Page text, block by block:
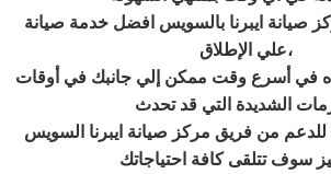
صيانة ايبرنا بالسويس افضل خدمة صيانة
علي الإطلاق،
في أسرع وقت ممكن إلي جانبك في أوقات
من فريق مركز صيانة ايبرنا السويس
سوف تتلقى كافة احتياجاتك